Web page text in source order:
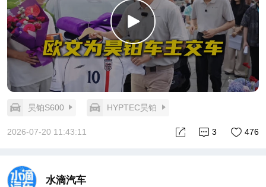
昊铂S600 HYPTEC昊铂
2026-07-20 11:43:11 476
3
水滴汽车